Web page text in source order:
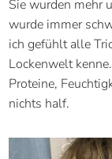
Sie wurden mehr
wurde immer
ich gefühlt alle
Lockenwelt
Proteine,
nichts half.